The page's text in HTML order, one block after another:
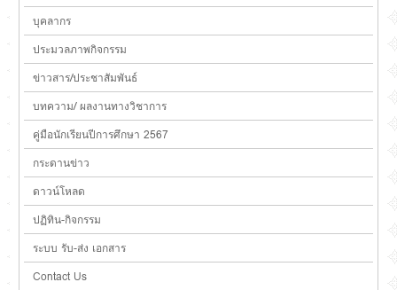
บุคลากร
ประมวลภาพกิจกรรม
ข่าวสาร/ประชาสัมพันธ์
บทความ/ ผลงานทางวิชาการ
คู่มือนักเรียนปีการศึกษา 2567
กระดานข่าว
ดาวน์โหลด
ปฏิทิน-กิจกรรม
ระบบ รับ-ส่ง เอกสาร
Contact Us